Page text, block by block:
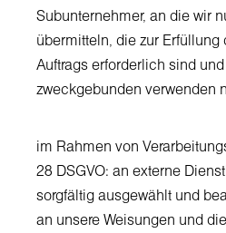
Subunternehmer, an die wir
übermitteln, die zur Erfüllung
Auftrags erforderlich sind
zweckgebunden verwenden
im Rahmen von
28 DSGVO: an externe
sorgfältig ausgewählt und
an unsere Weisungen und